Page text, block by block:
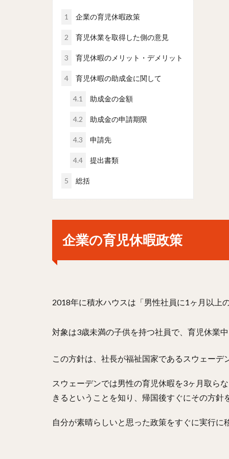
1 企業の育児休暇政策
2 育児休業を取得した側の意見
3 育児休暇のメリット・デメリット
4 育児休暇の助成金に関して
4.1 助成金の金額
4.2 助成金の申請期限
4.3 申請先
4.4 提出書類
5 総括
企業の育児休暇政策
2018年に積水ハウスは「男性社員に1ヶ月以上
対象は3歳未満の子供を持つ社員で、育児休業
この方針は、社長が福祉国家であるスウェー
スウェーデンでは男性の育児休暇を3ヶ月取ら
きるということを知り、帰国後すぐにその方針
自分が素晴らしいと思った政策をすぐに実行